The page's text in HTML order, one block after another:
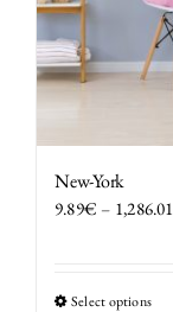
New-York
9.89€ – 1,286.01
Select options